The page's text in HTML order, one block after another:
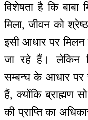
विशेषता है कि बाबा
मिला, जीवन को
इसी आधार पर
जा रहे हैं। लेकिन
सम्बन्घ के आधार पर
हैं, क्योंकि ब्राह्मण
की प्राप्ति का